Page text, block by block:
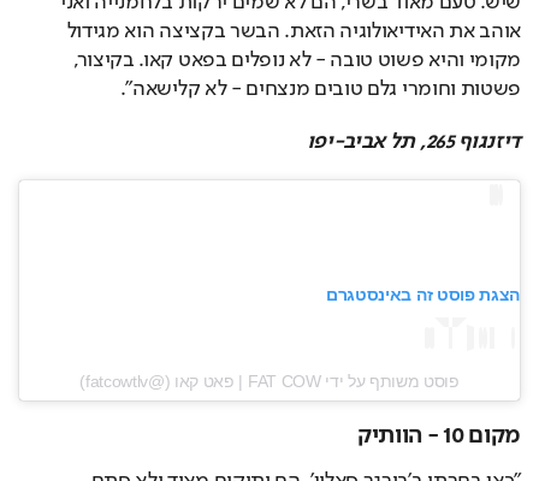
אוהב את האידיאולוגיה הזאת. הבשר בקציצה הוא מגידול
מקומי והיא פשוט טובה - לא נופלים בפאט קאו. בקיצור,
פשטות וחומרי גלם טובים מנצחים - לא קלישאה".
דיזנגוף 265, תל אביב-יפו
הצגת פוסט זה באינסטגרם
פוסט משותף על ידי ‏‎FAT COW | פאט קאו‎‏ (@‏‎fatcowtlv‎‏) ‎‏
מקום 10 - הוותיק